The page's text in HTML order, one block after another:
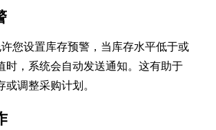
您设置库存预警，当库存水平低于或
时，系统会自动发送通知。这有助于
调整采购计划。